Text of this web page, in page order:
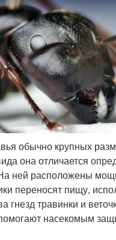
обычно крупных
она отличается
ней расположены
переносят пищу,
гнезд травинки и
насекомым